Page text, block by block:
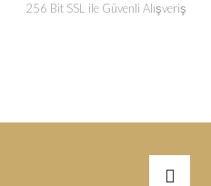
256 Bit SSL ile Güvenli Alışveriş